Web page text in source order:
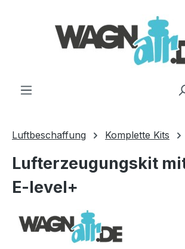
Luftbeschaffung Komplette Kits
Lufterzeugungskit
E-level+